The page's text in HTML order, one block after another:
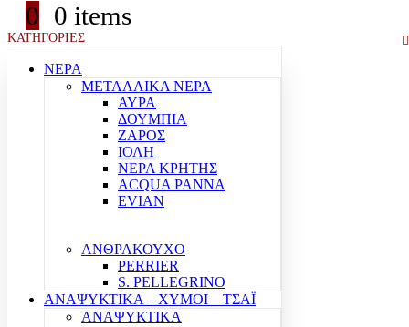
0 0 items
ΚΑΤΗΓΟΡΙΕΣ
ΝΕΡΑ
ΜΕΤΑΛΛΙΚΑ ΝΕΡΑ
ΑΥΡΑ
ΔΟΥΜΠΙΑ
ΖΑΡΟΣ
ΙΟΛΗ
ΝΕΡΑ ΚΡΗΤΗΣ
ACQUA PANNA
EVIAN
ΑΝΘΡΑΚΟΥΧΟ
PERRIER
S. PELLEGRINO
ΑΝΑΨΥΚΤΙΚΑ – ΧΥΜΟΙ – ΤΣΑΪ
ΑΝΑΨΥΚΤΙΚΑ